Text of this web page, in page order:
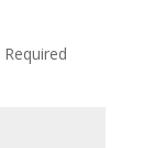
Required